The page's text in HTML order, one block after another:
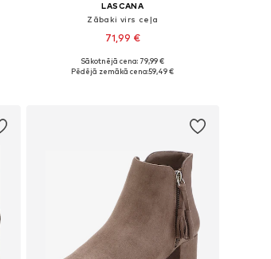
LASCANA
Zābaki virs ceļa
71,99 €
Pieejams daudzos izmēros
Sākotnējā cena: 79,99 €
Pēdējā zemākā cena:59,49 €